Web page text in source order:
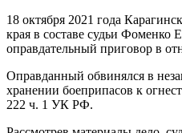
18 октября 2021 года
края в составе судьи Фоменко
оправдательный приговор в
Оправданный обвинялся в
хранении боеприпасов к
222 ч. 1 УК РФ.